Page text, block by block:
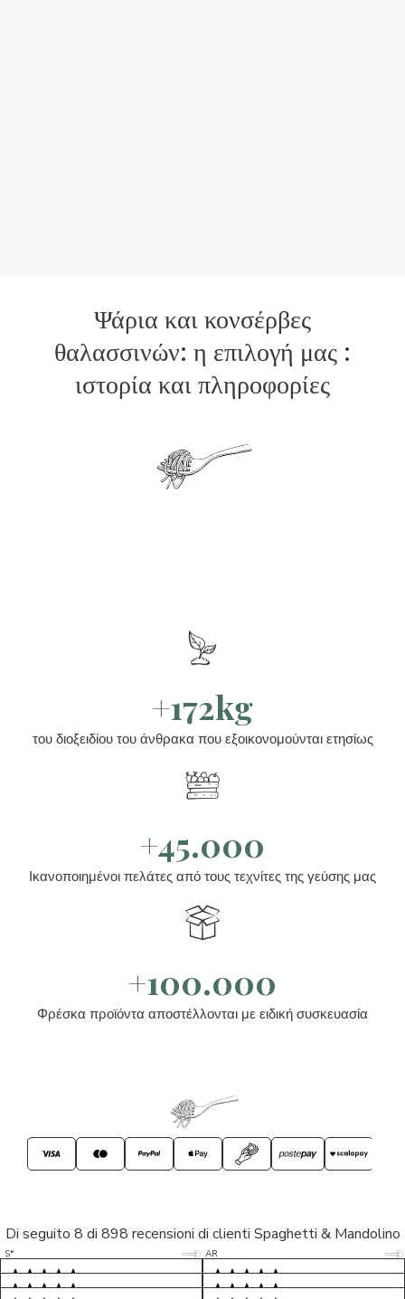
Ψάρια και κονσέρβες
θαλασσινών: η επιλογή μας :
ιστορία και πληροφορίες
+172kg
του διοξειδίου του άνθρακα που εξοικονομούνται ετησίως
+45.000
Ικανοποιημένοι πελάτες από τους τεχνίτες της γεύσης μας
+100.000
Φρέσκα προϊόντα αποστέλλονται με ειδική συσκευασία
Di seguito 8 di 898 recensioni di clienti Spaghetti & Mandolino
S* 5/5
LP 5/5
M* 5/5
AR 5/5
D* 5/5
S* 5/5